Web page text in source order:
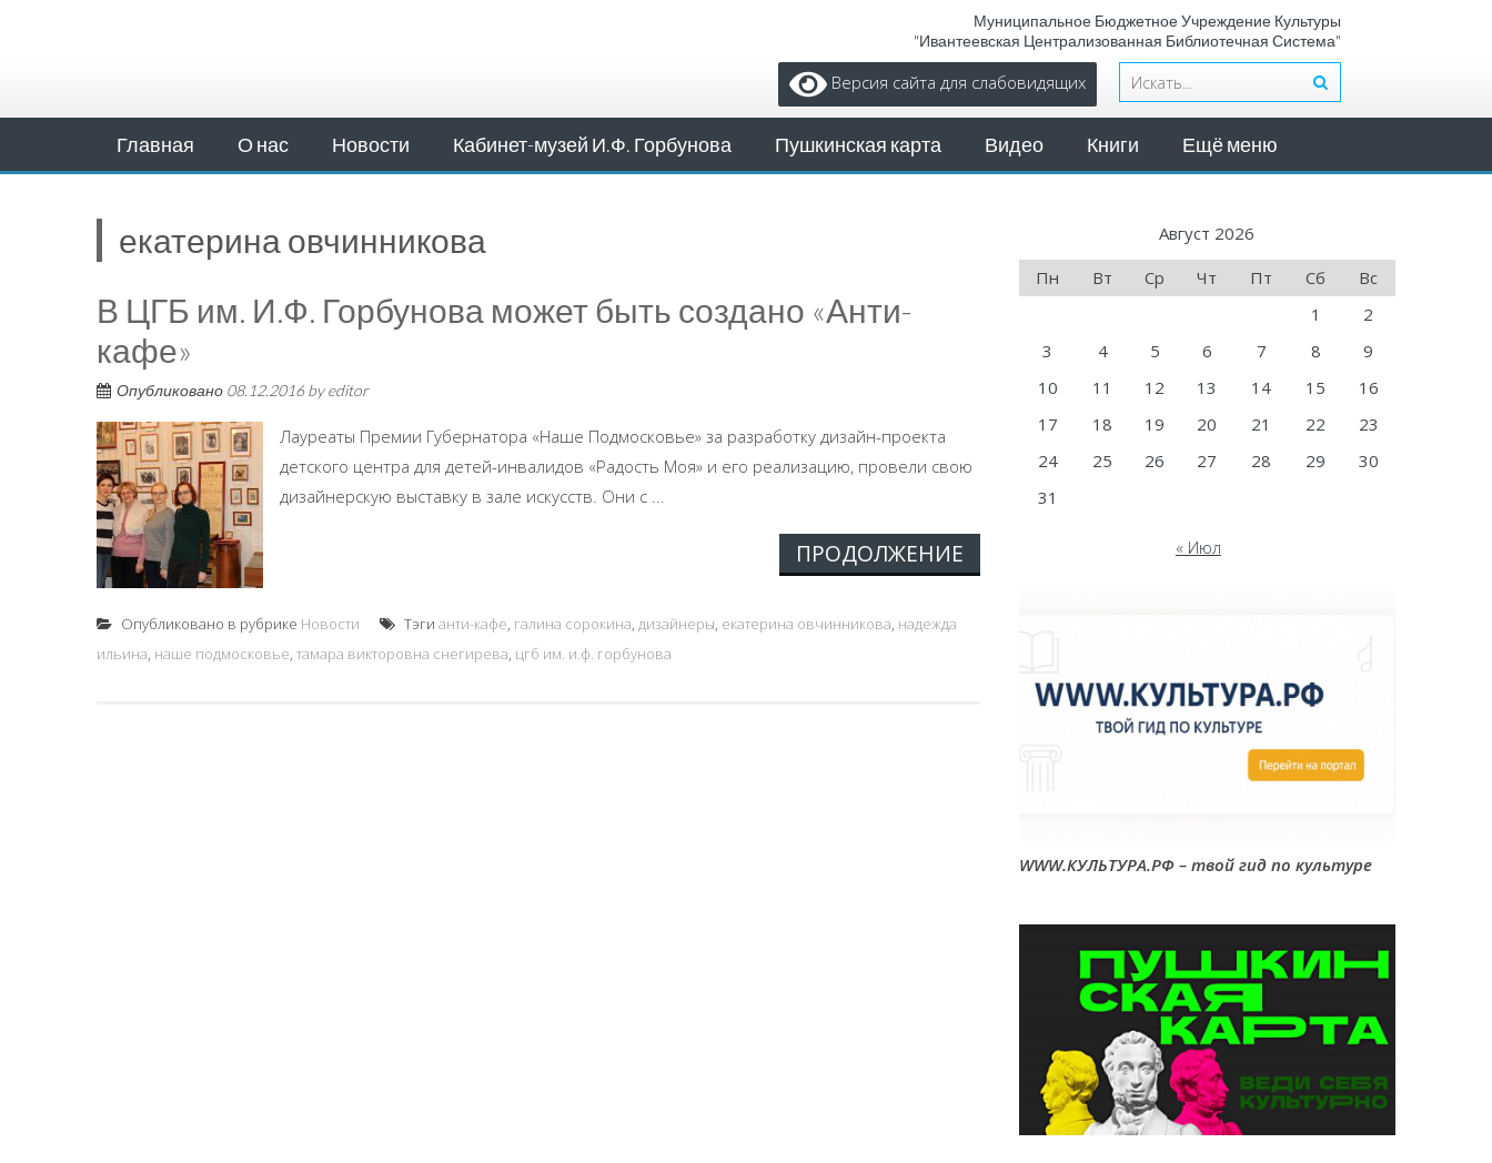
Муниципальное Бюджетное Учреждение Культуры
"Ивантеевская Централизованная Библиотечная Система"
Версия сайта для слабовидящих
Главная О нас Новости Кабинет-музей И.Ф. Горбунова Пушкинская карта Видео Книги Ещё меню
екатерина овчинникова
В ЦГБ им. И.Ф. Горбунова может быть создано «Анти-
кафе»
Опубликовано 08.12.2016byeditor
Лауреаты Премии Губернатора «Наше Подмосковье» за разработку дизайн-проекта
детского центра для детей-инвалидов «Радость Моя» и его реализацию, провели свою
дизайнерскую выставку в зале искусств. Они с ...
ПРОДОЛЖЕНИЕ
Опубликовано в рубрике Новости Тэги анти-кафе, галина сорокина, дизайнеры, екатерина овчинникова, надежда
ильина, наше подмосковье, тамара викторовна снегирева, цгб им. и.ф. горбунова
Август 2026
Пн
Вт Ср Чт Пт Сб
Вс
1
2
3
4 5 6 7 8
9
10
11 12 13 14 15
16
17
18 19 20 21 22
23
24
25 26 27 28 29
30
31
« Июл
WWW.КУЛЬТУРА.РФ – твой гид по культуре